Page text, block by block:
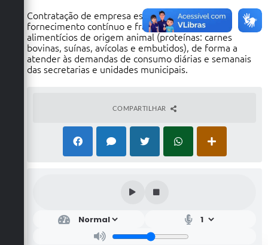
Contratação de empresa especializada para o
fornecimento contínuo e fracionado de gêneros
alimentícios de origem animal (proteínas: carnes
bovinas, suínas, avícolas e embutidos), de forma a
atender às demandas de consumo diárias e semanais
das secretarias e unidades municipais.
COMPARTILHAR